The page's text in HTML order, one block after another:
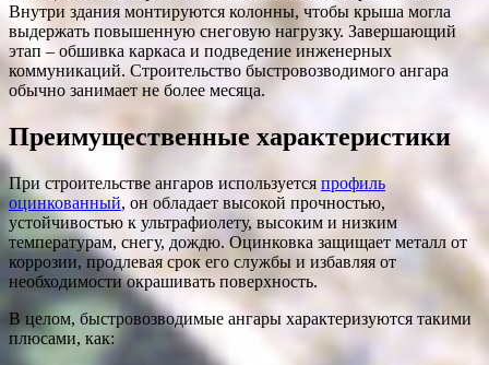
Внутри здания монтируются колонны, чтобы крыша могла
выдержать повышенную снеговую нагрузку. Завершающий
этап – обшивка каркаса и подведение инженерных
коммуникаций. Строительство быстровозводимого ангара
обычно занимает не более месяца.
Преимущественные характеристики
При строительстве ангаров используется профиль
оцинкованный, он обладает высокой прочностью,
устойчивостью к ультрафиолету, высоким и низким
температурам, снегу, дождю. Оцинковка защищает металл от
коррозии, продлевая срок его службы и избавляя от
необходимости окрашивать поверхность.
В целом, быстровозводимые ангары характеризуются такими
плюсами, как: